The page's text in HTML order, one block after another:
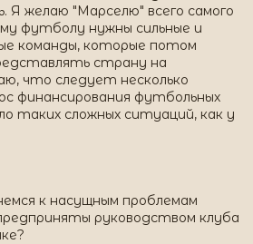
Я желаю "Марселю" всего самого
футболу нужны сильные и
команды, которые потом
страну на
что следует несколько
финансирования футбольных
таких сложных ситуаций, как у
к насущным проблемам
руководством клуба